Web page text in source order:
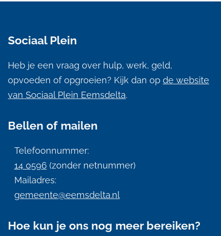
g
m
Sociaal Plein
Heb je een vraag over hulp, werk, geld,
opvoeden of opgroeien? Kijk dan op de website
van Sociaal Plein Eemsdelta.
Bellen of mailen
Telefoonnummer:
14 0596 (zonder netnummer)
Mailadres:
gemeente@eemsdelta.nl
Hoe kun je ons nog meer bereiken?